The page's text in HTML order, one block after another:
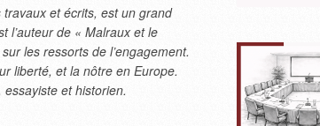
et écrits, est un grand
l’auteur de « Malraux et le
les ressorts de l’engagement.
liberté, et la nôtre en Europe.
et historien.